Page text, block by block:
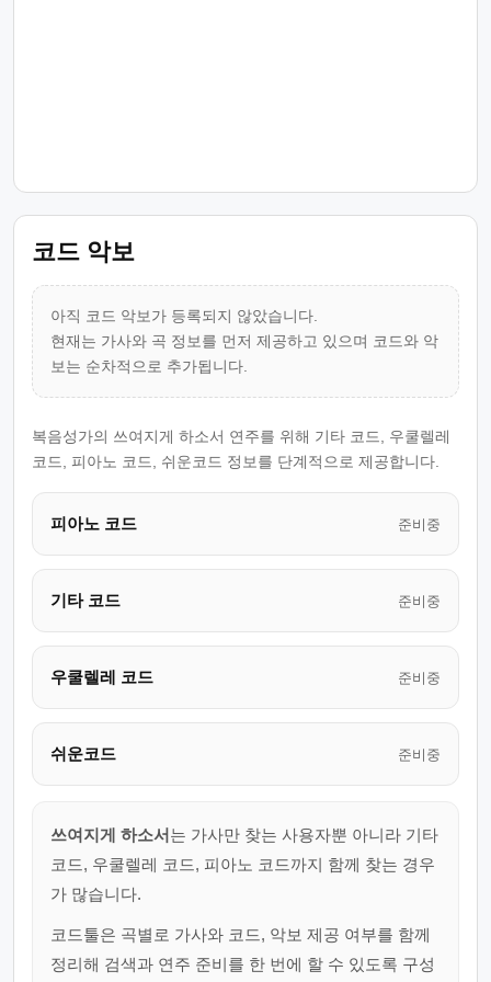
코드 악보
아직 코드 악보가 등록되지 않았습니다.
현재는 가사와 곡 정보를 먼저 제공하고 있으며 코드와 악
보는 순차적으로 추가됩니다.
복음성가의 쓰여지게 하소서 연주를 위해 기타 코드, 우쿨렐레
코드, 피아노 코드, 쉬운코드 정보를 단계적으로 제공합니다.
피아노 코드 준비중
기타 코드 준비중
우쿨렐레 코드 준비중
쉬운코드 준비중
쓰여지게 하소서는 가사만 찾는 사용자뿐 아니라 기타
코드, 우쿨렐레 코드, 피아노 코드까지 함께 찾는 경우
가 많습니다.
코드툴은 곡별로 가사와 코드, 악보 제공 여부를 함께
정리해 검색과 연주 준비를 한 번에 할 수 있도록 구성